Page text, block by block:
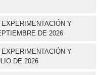
Y
DE 2026
Y
DE 2026